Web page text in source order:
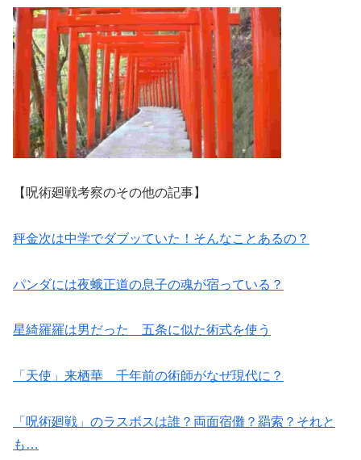
【呪術廻戦考察のその他の記事】
秤金次は中学でダブッていた！そんなことあるの？
パンダには夜蛾正道の息子の魂が宿っている？
星綺羅羅は男だった 五条に似た術式を使う
「天使」来栖華 千年前の術師がなぜ現代に？
「呪術廻戦」のラスボスは誰？両面宿儺？羂索？それと
も…